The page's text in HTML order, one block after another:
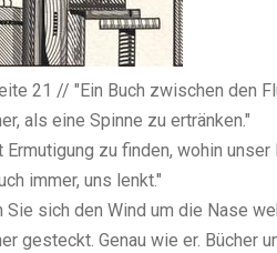
21 // "Ein Buch zwischen den
als eine Spinne zu ertränken."
zu finden, wohin unser
immer, uns lenkt."
sich den Wind um die Nase
gesteckt. Genau wie er. Bücher